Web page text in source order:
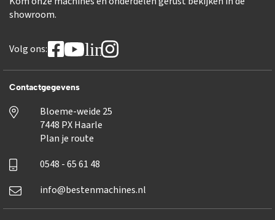
showroom.
Volg ons: linkedin
Contactgegevens
Bloeme-weide 25
7448 PX Haarle
Plan je route
0548 - 65 61 48
info@bestenmachines.nl